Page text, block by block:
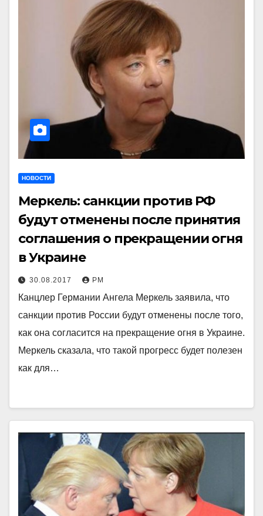
НОВОСТИ
Меркель: санкции против РФ
будут отменены после принятия
соглашения о прекращении огня
в Украине
30.08.2017 РМ
Канцлер Германии Ангела Меркель заявила, что
санкции против России будут отменены после того,
как она согласится на прекращение огня в Украине.
Меркель сказала, что такой прогресс будет полезен
как для…